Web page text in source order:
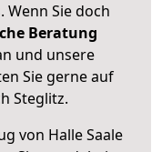
Wenn Sie doch
Beratung
und unsere
Sie gerne auf
Steglitz.
von Halle Saale